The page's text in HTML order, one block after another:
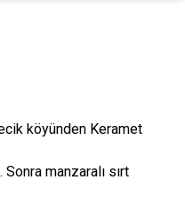
köyünden Keramet
manzaralı sırt